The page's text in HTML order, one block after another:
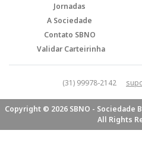
Jornadas
A Sociedade
Contato SBNO
Validar Carteirinha
(31) 99978-2142
Copyright © 2026 SBNO -
All Rights